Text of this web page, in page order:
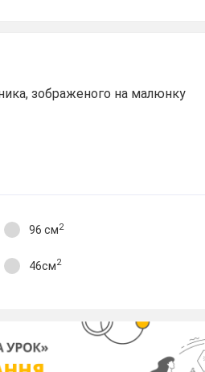
зображеного на малюнку
96 см2
46см2